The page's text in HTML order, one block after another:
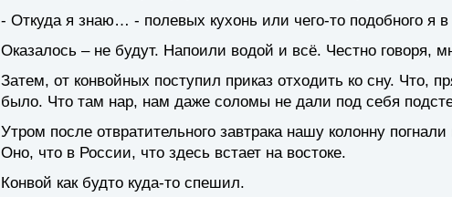
- Откуда я знаю… - полевых кухонь или чего-то подобного я
Оказалось – не будут. Напоили водой и всё. Честно говоря,
Затем, от конвойных поступил приказ отходить ко сну. Что,
было. Что там нар, нам даже соломы не дали под себя
Утром после отвратительного завтрака нашу колонну
Оно, что в России, что здесь встает на востоке.
Конвой как будто куда-то спешил.